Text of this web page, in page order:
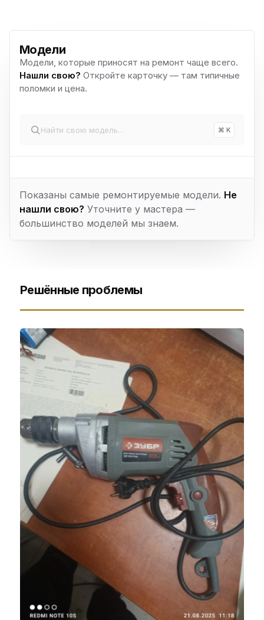
Модели
Модели, которые приносят на ремонт чаще всего.
Нашли свою? Откройте карточку — там типичные
поломки и цена.
⌘ K
Показаны самые ремонтируемые модели. Не
нашли свою? Уточните у мастера —
большинство моделей мы знаем.
Решённые проблемы